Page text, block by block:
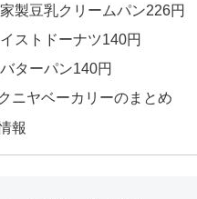
製豆乳クリームパン226円
ストドーナツ140円
ターパン140円
ニヤベーカリーのまとめ
報